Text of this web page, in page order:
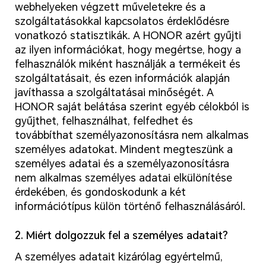
webhelyeken végzett műveletekre és a
szolgáltatásokkal kapcsolatos érdeklődésre
vonatkozó statisztikák. A HONOR azért gyűjti
az ilyen információkat, hogy megértse, hogy a
felhasználók miként használják a termékeit és
szolgáltatásait, és ezen információk alapján
javíthassa a szolgáltatásai minőségét. A
HONOR saját belátása szerint egyéb célokból is
gyűjthet, felhasználhat, felfedhet és
továbbíthat személyazonosításra nem alkalmas
személyes adatokat. Mindent megteszünk a
személyes adatai és a személyazonosításra
nem alkalmas személyes adatai elkülönítése
érdekében, és gondoskodunk a két
információtípus külön történő felhasználásáról.
2. Miért dolgozzuk fel a személyes adatait?
A személyes adatait kizárólag egyértelmű,